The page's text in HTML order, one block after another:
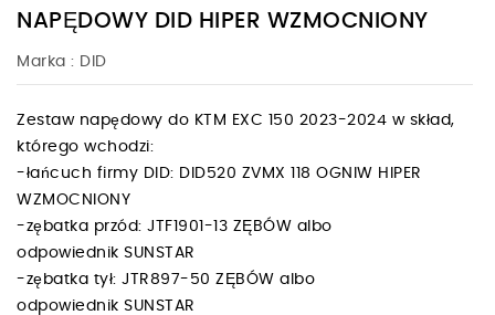
NAPĘDOWY DID HIPER WZMOCNIONY
Marka : DID
Zestaw napędowy do KTM EXC 150 2023-2024 w skład,
którego wchodzi:
-łańcuch firmy DID: DID520 ZVMX 118 OGNIW HIPER
WZMOCNIONY
-zębatka przód: JTF1901-13 ZĘBÓW albo
odpowiednik SUNSTAR
-zębatka tył: JTR897-50 ZĘBÓW albo
odpowiednik SUNSTAR